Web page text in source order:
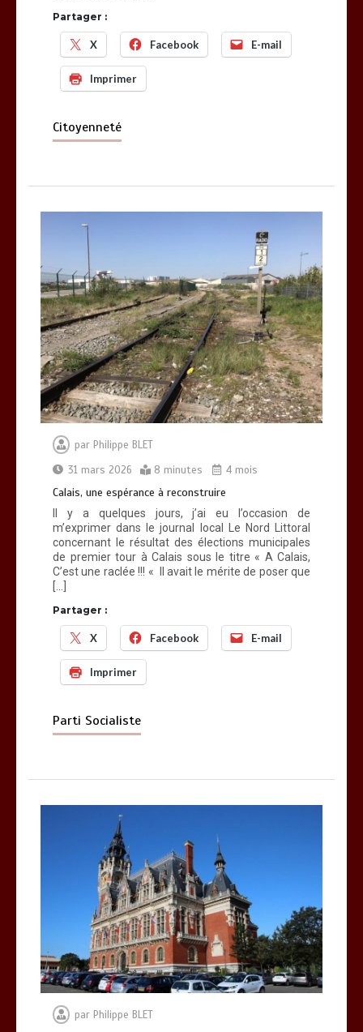
Partager :
X Facebook E-mail
Imprimer
Citoyenneté
par Philippe BLET
31 mars 2026
8 minutes 4 mois
Calais, une espérance à reconstruire
Il y a quelques jours, j’ai eu l’occasion de
m’exprimer dans le journal local Le Nord Littoral
concernant le résultat des élections municipales
de premier tour à Calais sous le titre « A Calais,
C’est une raclée !!! « Il avait le mérite de poser que
Partager :
X Facebook E-mail
Imprimer
Parti Socialiste
par Philippe BLET